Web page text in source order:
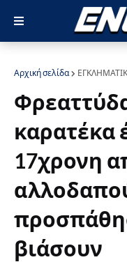
Αρχική σελίδα
καρατέκα
17χρονη
βιάσουν